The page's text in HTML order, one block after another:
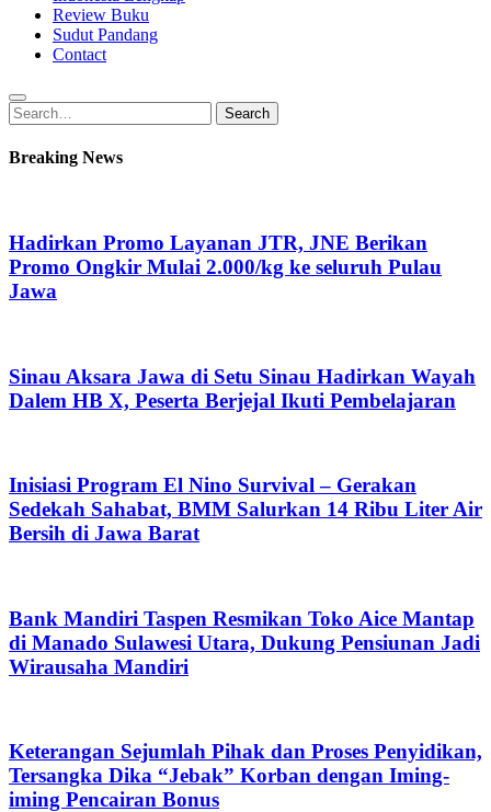
Review Buku
Sudut Pandang
Contact
Search
for:
Search
Breaking News
Hadirkan Promo Layanan JTR, JNE Berikan
Promo Ongkir Mulai 2.000/kg ke seluruh Pulau
Jawa
Sinau Aksara Jawa di Setu Sinau Hadirkan Wayah
Dalem HB X, Peserta Berjejal Ikuti Pembelajaran
Inisiasi Program El Nino Survival – Gerakan
Sedekah Sahabat, BMM Salurkan 14 Ribu Liter Air
Bersih di Jawa Barat
Bank Mandiri Taspen Resmikan Toko Aice Mantap
di Manado Sulawesi Utara, Dukung Pensiunan Jadi
Wirausaha Mandiri
Keterangan Sejumlah Pihak dan Proses Penyidikan,
Tersangka Dika “Jebak” Korban dengan Iming-
iming Pencairan Bonus